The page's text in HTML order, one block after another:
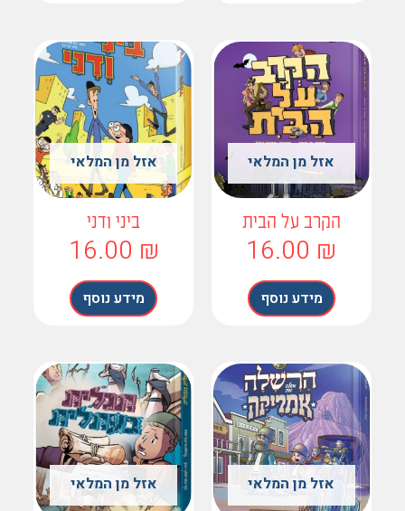
אזל מן המלאי
הקרב על הבית
16.00
מידע נוסף
אזל מן המלאי
ביני ודני
16.00
מידע נוסף
אזל מן המלאי אזל מן המלאי